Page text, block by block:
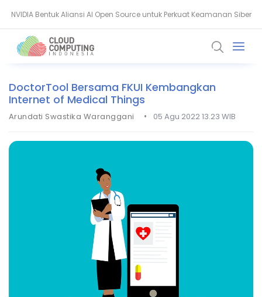
DoctorTool Bersama FKUI Kembangkan
Internet of Medical Things
Arundati Swastika Waranggani • 05 Agu 2022 13.23 WIB